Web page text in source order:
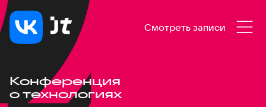
Смотреть записи
Конференция
о технологиях